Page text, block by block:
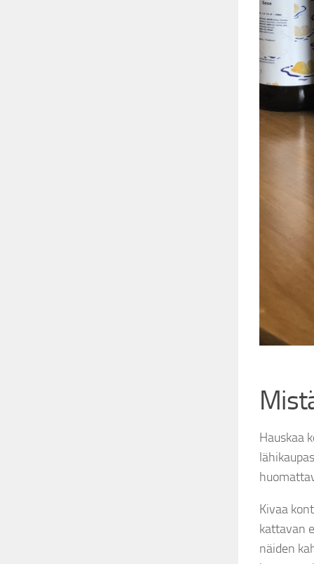
Hauskaa
Kivaa
kattavan
näiden